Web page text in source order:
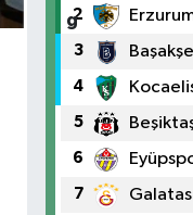
2
3
4
5
6
7